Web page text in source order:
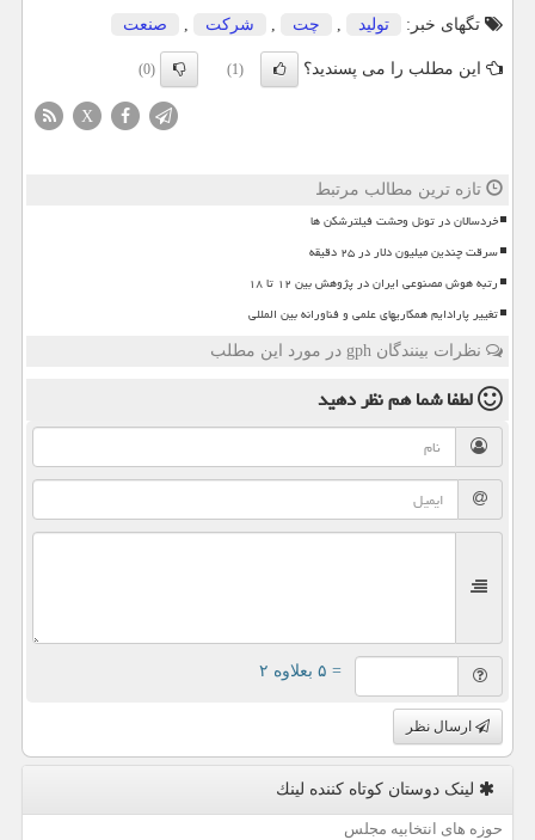
تگهای خبر:
تولید , چت , شركت , صنعت
این مطلب را می پسندید؟ (1)
(0)
X
تازه ترین مطالب مرتبط
خردسالان در تونل وحشت فیلترشکن ها
سرقت چندین میلیون دلار در ۲۵ دقیقه
رتبه هوش مصنوعی ایران در پژوهش بین ۱۲ تا ۱۸
تغییر پارادایم همکاریهای علمی و فناورانه بین المللی
نظرات بینندگان gph در مورد این مطلب
لطفا شما همنظر دهید
= ۵ بعلاوه ۲
ارسال نظر
لینک دوستان كوتاه كننده لینك
حوزه های انتخابیه مجلس